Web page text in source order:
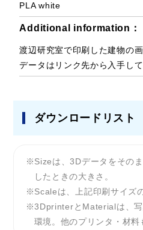
PLA white
Additional information：
渡辺研究室で印刷した建物の
データはリンク先から入手して
ダウンロードリスト
Sizeは、3Dデータをその
したときの大きさ。
Scaleは、上記印刷サイズ
3DprinterとMaterialは、
環境。他のプリンタ・材料